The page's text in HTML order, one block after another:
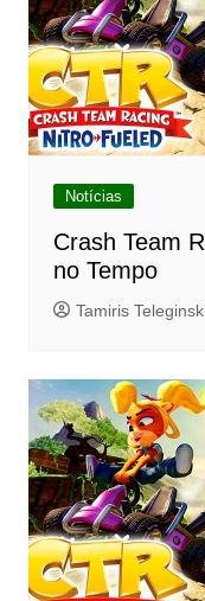
Notícias
Crash Team
no Tempo
Tamiris